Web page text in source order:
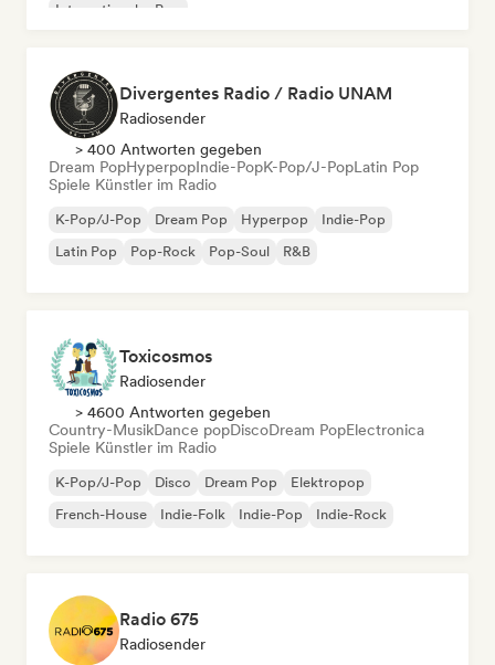
Internationaler Pop
Divergentes Radio / Radio UNAM
Radiosender
> 400 Antworten gegeben
Dream PopHyperpopIndie-PopK-Pop/J-PopLatin Pop
Spiele Künstler im Radio
K-Pop/J-Pop Dream Pop Hyperpop
Indie-Pop
Latin Pop
Pop-Rock Pop-Soul R&B
Toxicosmos
Radiosender
> 4600 Antworten gegeben
Country-MusikDance popDiscoDream PopElectronica
Spiele Künstler im Radio
K-Pop/J-Pop Disco Dream Pop
Elektropop
French-House
Indie-Folk Indie-Pop Indie-Rock
Radio 675
Radiosender